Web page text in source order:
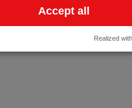
Accept all
Realized